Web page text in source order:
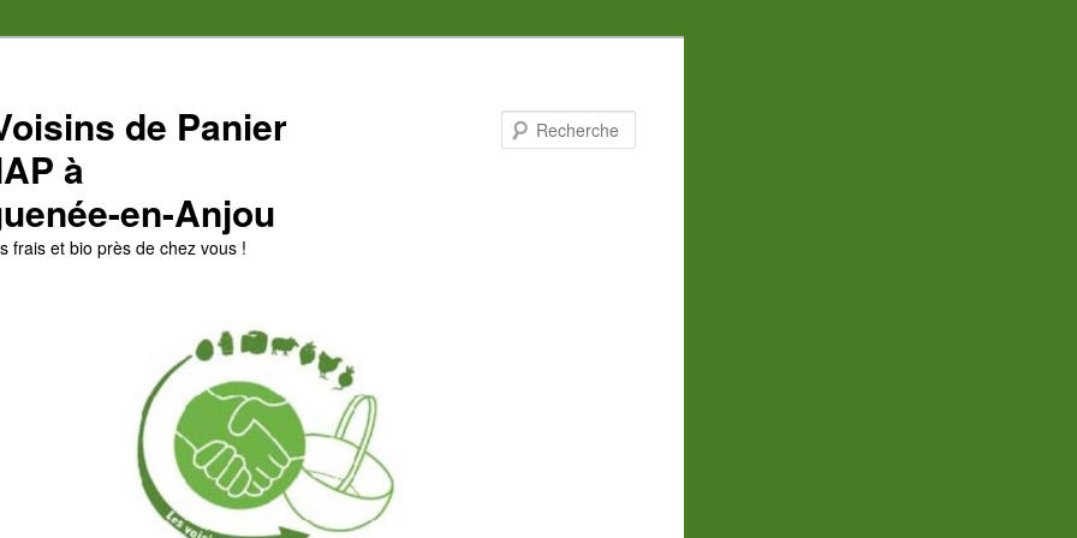
de Panier
à
en-Anjou
frais et bio près de chez vous !